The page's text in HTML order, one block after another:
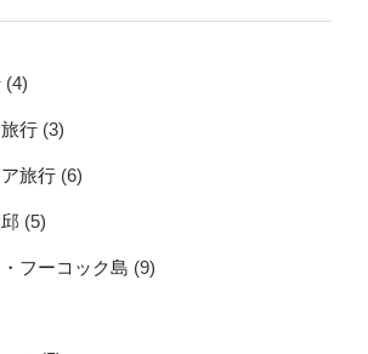
(4)
行 (3)
旅行 (6)
(5)
フーコック島 (9)